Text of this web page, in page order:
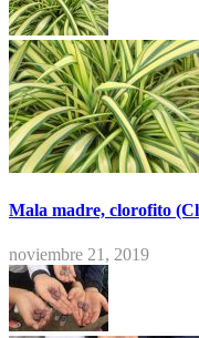
Mala madre, clorofito
noviembre 21, 2019